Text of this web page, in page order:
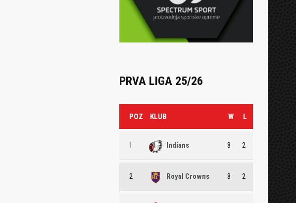
PRVA LIGA 25/26
POZ KLUB W L
1 Indians 8 2
2 Royal Crowns 8 2